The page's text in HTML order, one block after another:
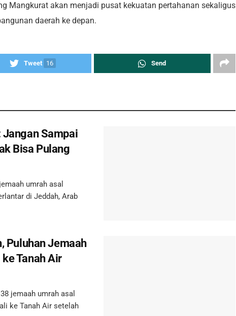
Mangkurat akan menjadi pusat kekuatan pertahanan sekaligus
daerah ke depan.
Tweet 16 Send
Sampai
Bisa Pulang
umrah asal
di Jeddah, Arab
Puluhan Jemaah
Tanah Air
jemaah umrah asal
ke Tanah Air setelah